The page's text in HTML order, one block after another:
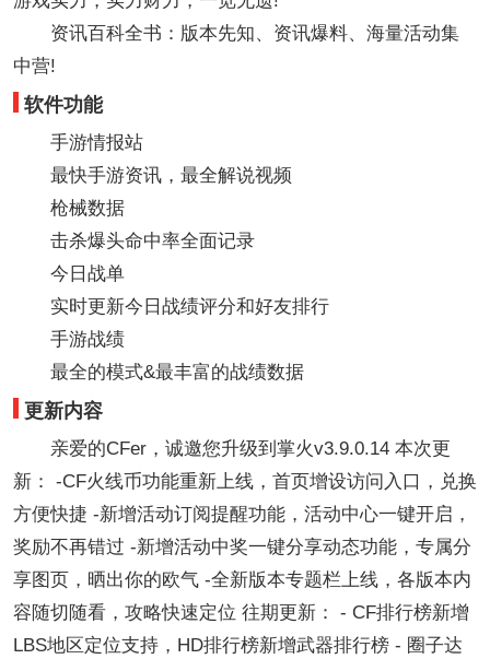
资讯百科全书：版本先知、资讯爆料、海量活动集
中营!
软件功能
手游情报站
最快手游资讯，最全解说视频
枪械数据
击杀爆头命中率全面记录
今日战单
实时更新今日战绩评分和好友排行
手游战绩
最全的模式&最丰富的战绩数据
更新内容
亲爱的CFer，诚邀您升级到掌火v3.9.0.14 本次更
新： -CF火线币功能重新上线，首页增设访问入口，兑换
方便快捷 -新增活动订阅提醒功能，活动中心一键开启，
奖励不再错过 -新增活动中奖一键分享动态功能，专属分
享图页，晒出你的欧气 -全新版本专题栏上线，各版本内
容随切随看，攻略快速定位 往期更新： - CF排行榜新增
LBS地区定位支持，HD排行榜新增武器排行榜 - 圈子达